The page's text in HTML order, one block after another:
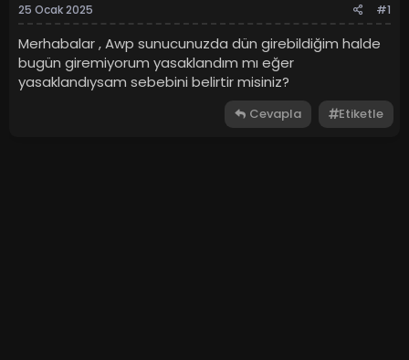
l
a
t
a
n
t
a
r
i
h
25 Ocak 2025 #1
Merhabalar , Awp sunucunuzda dün girebildiğim halde
bugün giremiyorum yasaklandım mı eğer
yasaklandıysam sebebini belirtir misiniz?
Cevapla Etiketle